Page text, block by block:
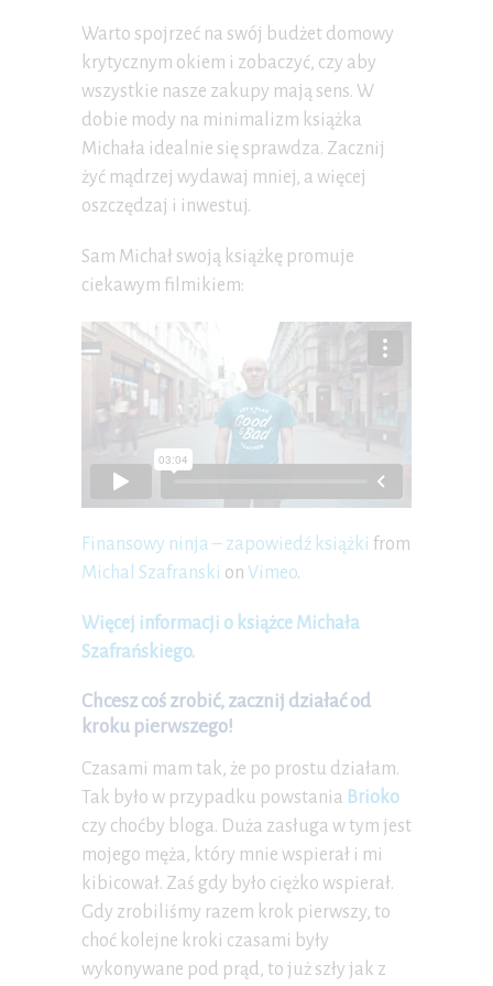
Warto spojrzeć na swój budżet domowy
krytycznym okiem i zobaczyć, czy aby
wszystkie nasze zakupy mają sens. W
dobie mody na minimalizm książka
Michała idealnie się sprawdza. Zacznij
żyć mądrzej wydawaj mniej, a więcej
oszczędzaj i inwestuj.
Sam Michał swoją książkę promuje
ciekawym filmikiem:
Finansowy ninja – zapowiedź książki from
Michal Szafranski on Vimeo.
Więcej informacji o książce Michała
Szafrańskiego.
Chcesz coś zrobić, zacznij działać od
kroku pierwszego!
Czasami mam tak, że po prostu działam.
Tak było w przypadku powstania Brioko
czy choćby bloga. Duża zasługa w tym jest
mojego męża, który mnie wspierał i mi
kibicował. Zaś gdy było ciężko wspierał.
Gdy zrobiliśmy razem krok pierwszy, to
choć kolejne kroki czasami były
wykonywane pod prąd, to już szły jak z